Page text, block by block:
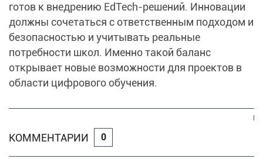
готов к внедрению EdTech-решений. Инновации
должны сочетаться с ответственным подходом и
безопасностью и учитывать реальные
потребности школ. Именно такой баланс
открывает новые возможности для проектов в
области цифрового обучения.
КОММЕНТАРИИ 0